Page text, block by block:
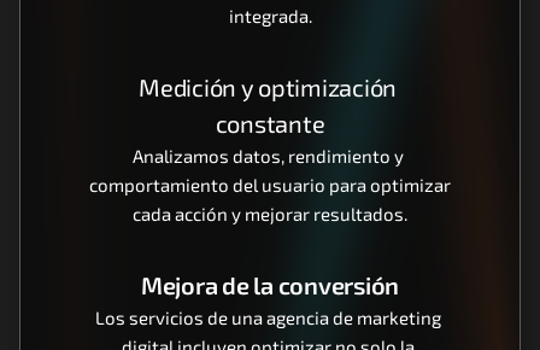
integrada.
Medición y optimización
constante
Analizamos datos, rendimiento y
comportamiento del usuario para optimizar
cada acción y mejorar resultados.
Mejora de la conversión
Los servicios de una agencia de marketing